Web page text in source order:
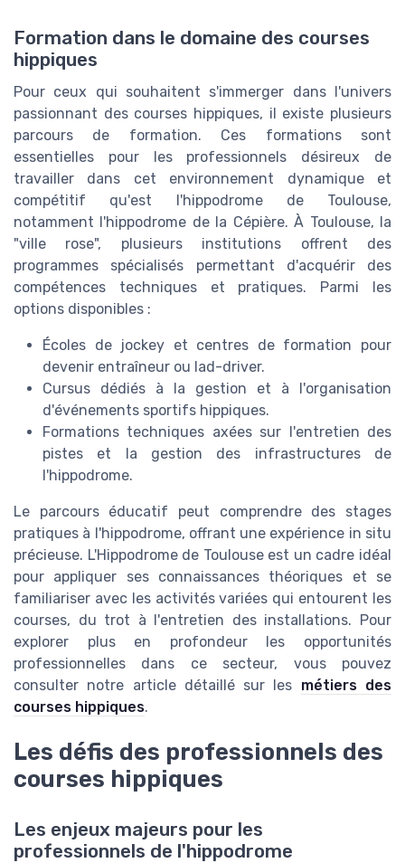
Formation dans le domaine des courses
hippiques
Pour ceux qui souhaitent s'immerger dans l'univers
passionnant des courses hippiques, il existe plusieurs
parcours de formation. Ces formations sont
essentielles pour les professionnels désireux de
travailler dans cet environnement dynamique et
compétitif qu'est l'hippodrome de Toulouse,
notamment l'hippodrome de la Cépière. À Toulouse, la
"ville rose", plusieurs institutions offrent des
programmes spécialisés permettant d'acquérir des
compétences techniques et pratiques. Parmi les
options disponibles :
Écoles de jockey et centres de formation pour
devenir entraîneur ou lad-driver.
Cursus dédiés à la gestion et à l'organisation
d'événements sportifs hippiques.
Formations techniques axées sur l'entretien des
pistes et la gestion des infrastructures de
l'hippodrome.
Le parcours éducatif peut comprendre des stages
pratiques à l'hippodrome, offrant une expérience in situ
précieuse. L'Hippodrome de Toulouse est un cadre idéal
pour appliquer ses connaissances théoriques et se
familiariser avec les activités variées qui entourent les
courses, du trot à l'entretien des installations. Pour
explorer plus en profondeur les opportunités
professionnelles dans ce secteur, vous pouvez
consulter notre article détaillé sur les métiers des
courses hippiques.
Les défis des professionnels des
courses hippiques
Les enjeux majeurs pour les
professionnels de l'hippodrome